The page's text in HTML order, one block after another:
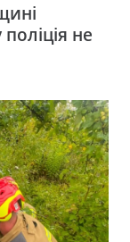
не